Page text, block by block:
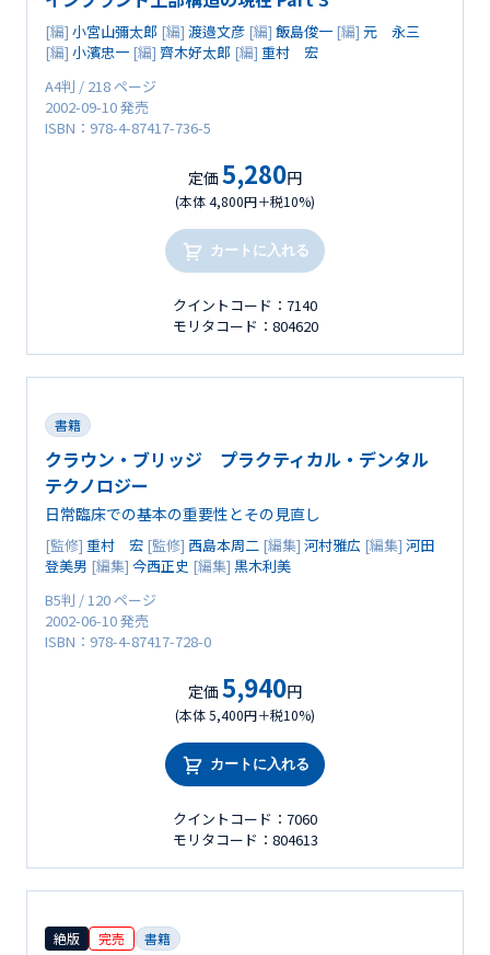
[編] 小宮山彌太郎 [編] 渡邉文彦 [編] 飯島俊一 [編] 元 永三
[編] 小濱忠一 [編] 齊木好太郎 [編] 重村 宏
A4判 / 218 ページ
2002-09-10 発売
ISBN：978-4-87417-736-5
定価 5,280円
(本体 4,800円＋税10%)
カートに入れる
クイントコード：7140
モリタコード：804620
書籍
クラウン・ブリッジ プラクティカル・デンタル
テクノロジー
日常臨床での基本の重要性とその見直し
[監修] 重村 宏 [監修] 西島本周二 [編集] 河村雅広 [編集] 河田
登美男 [編集] 今西正史 [編集] 黒木利美
B5判 / 120 ページ
2002-06-10 発売
ISBN：978-4-87417-728-0
定価 5,940円
(本体 5,400円＋税10%)
カートに入れる
クイントコード：7060
モリタコード：804613
絶版 完売 書籍